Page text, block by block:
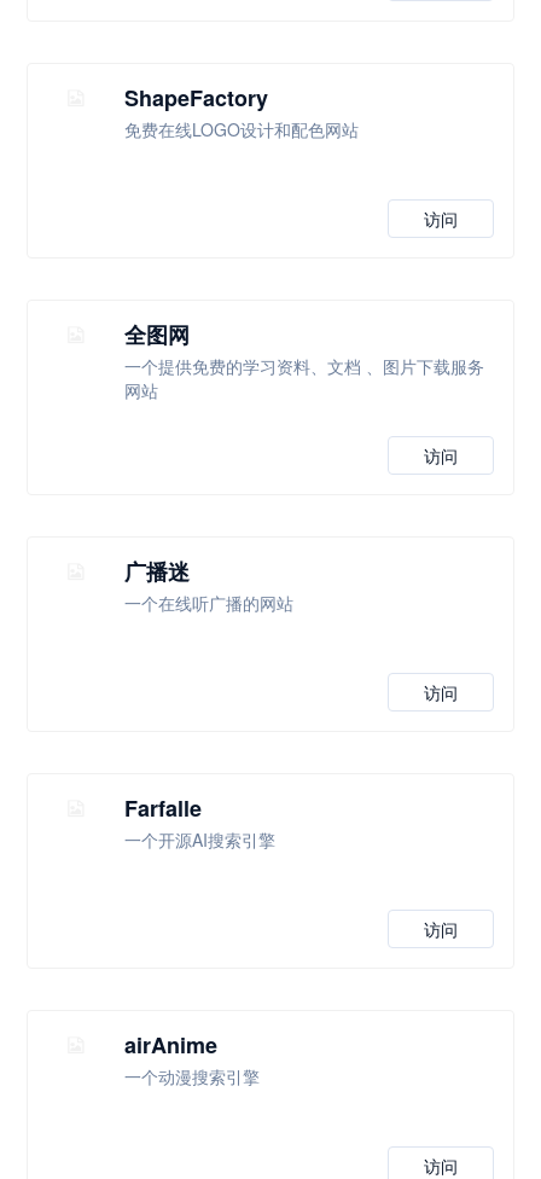
ShapeFactory
免费在线LOGO设计和配色网站
访问
全图网
一个提供免费的学习资料、文档 、图片下载服务
网站
访问
广播迷
一个在线听广播的网站
访问
Farfalle
一个开源AI搜索引擎
访问
airAnime
一个动漫搜索引擎
访问